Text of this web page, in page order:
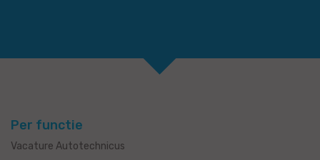
Per functie
Vacature Autotechnicus